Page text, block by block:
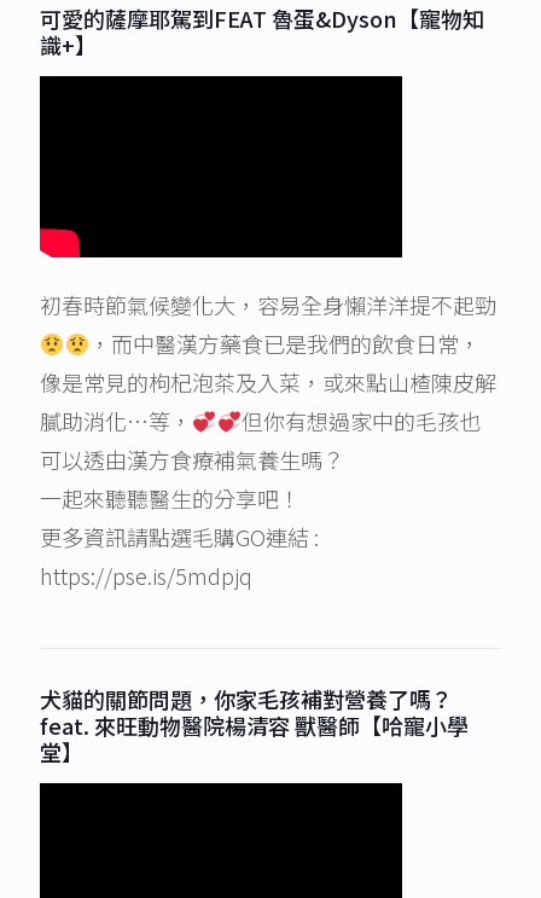
可愛的薩摩耶駕到FEAT 魯蛋&Dyson【寵物知
識+】
初春時節氣候變化大，容易全身懶洋洋提不起勁
，而中醫漢方藥食已是我們的飲食日常，
像是常見的枸杞泡茶及入菜，或來點山楂陳皮解
膩助消化…等，
但你有想過家中的毛孩也
可以透由漢方食療補氣養生嗎？
一起來聽聽醫生的分享吧！
更多資訊請點選毛購GO連結 :
https://pse.is/5mdpjq
犬貓的關節問題，你家毛孩補對營養了嗎？
feat. 來旺動物醫院楊清容 獸醫師【哈寵小學
堂】